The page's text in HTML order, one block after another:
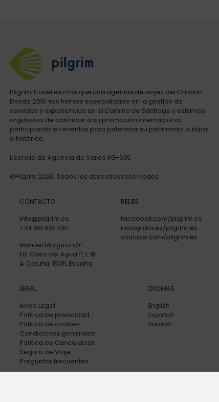
Pilgrim Travel es más que una agencia de viajes del Camino.
Desde 2016 nos hemos especializado en la gestión de
servicios y experiencias en el Camino de Santiago y estamos
orgullosos de contribuir a su promoción internacional,
participando en eventos para potenciar su patrimonio cultural
e histórico.
Licencia de Agencia de Viajes XG-635
©Pilgrim.2026. Todos los derechos reservados
CONTACTO
info@pilgrim.es
+34 910 607 497
Manuel Murguía s/n
Ed. Casa del Agua 1º, L 1B
A Coruña, 15011, España
REDES
facebook.com/pilgrim.es
instagram.es/pilgrim.es
youtube.com/pilgrim.es
LEGAL
Aviso Legal
Política de privacidad
Política de cookies
Condiciones generales
Política de Cancelación
Seguro de Viaje
Preguntas frecuentes
IDIOMAS
English
Español
Italiano